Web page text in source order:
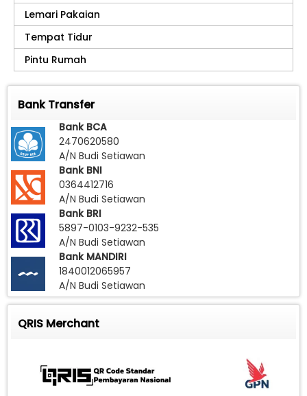
Lemari Pakaian
Tempat Tidur
Pintu Rumah
Bank Transfer
Bank BCA
2470620580
A/N Budi Setiawan
Bank BNI
0364412716
A/N Budi Setiawan
Bank BRI
5897-0103-9232-535
A/N Budi Setiawan
Bank MANDIRI
1840012065957
A/N Budi Setiawan
QRIS Merchant